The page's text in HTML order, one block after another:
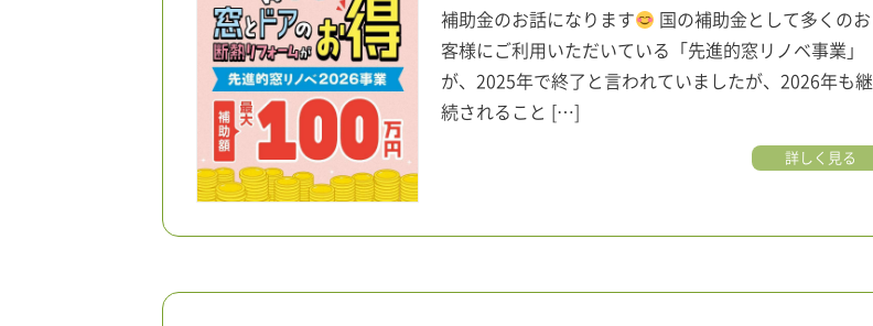
補助金のお話になります
国の補助金として多くのお
客様にご利用いただいている「先進的窓リノベ事業」
が、2025年で終了と言われていましたが、2026年も継
続されること […]
詳しく見る